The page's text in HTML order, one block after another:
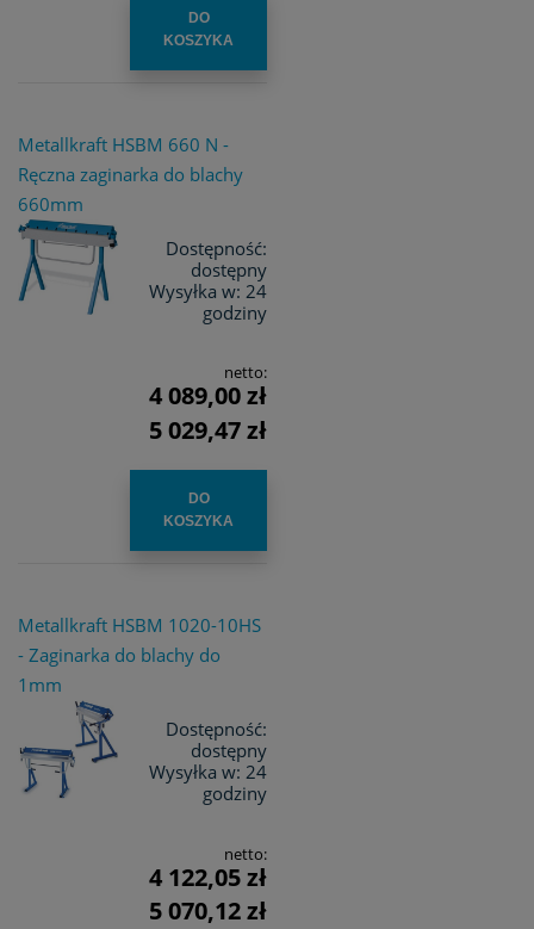
DO
KOSZYKA
Metallkraft HSBM 660 N -
Ręczna zaginarka do blachy
660mm
Dostępność:
dostępny
Wysyłka w: 24
godziny
netto:
4 089,00 zł
5 029,47 zł
DO
KOSZYKA
Metallkraft HSBM 1020-10HS
- Zaginarka do blachy do
1mm
Dostępność:
dostępny
Wysyłka w: 24
godziny
netto:
4 122,05 zł
5 070,12 zł